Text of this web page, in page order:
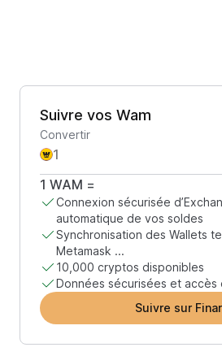
Suivre vos Wam
Convertir
1 WAM =
Connexion sécurisée
automatique de vos soldes
Synchronisation des Wallets
Metamask ...
10,000 cryptos disponibles
Données sécurisées et accès
Suivre sur